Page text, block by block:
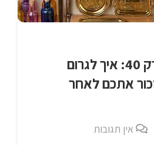
פודקאסט פרק 40: איך לגרום
אתכם לאחר
אין תגובות